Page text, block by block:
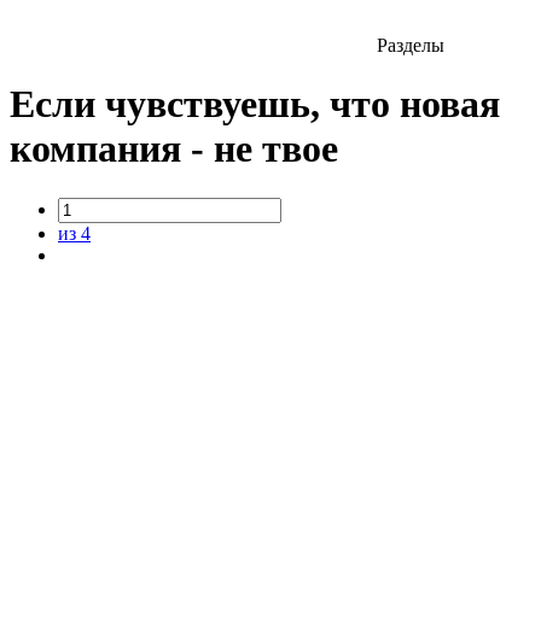
Разделы
Если чувствуешь, что новая
компания - не твое
из 4